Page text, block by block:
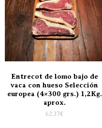
Entrecot de lomo bajo de
vaca con hueso Selección
europea (4×300 grs.) 1,2Kg.
aprox.
62,37€